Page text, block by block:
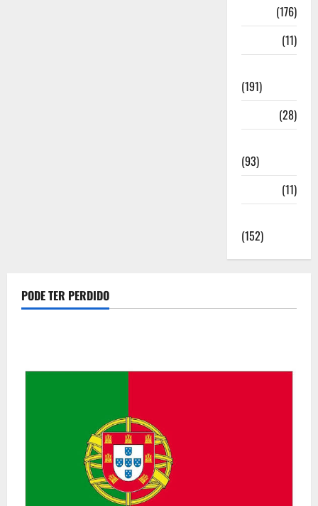
(176)
(11)
(191)
(28)
(93)
(11)
(152)
PODE TER PERDIDO